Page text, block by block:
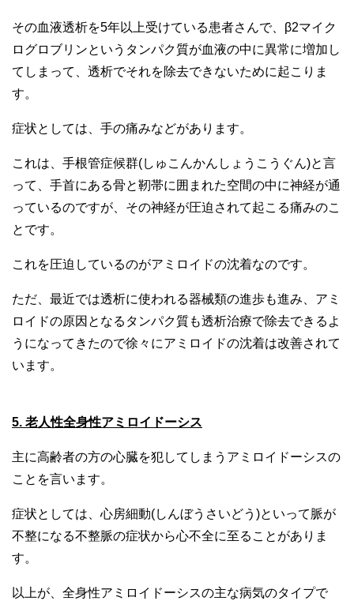
その血液透析を5年以上受けている患者さんで、β2マイク
ログロブリンというタンパク質が血液の中に異常に増加し
てしまって、透析でそれを除去できないために起こりま
す。
症状としては、手の痛みなどがあります。
これは、手根管症候群(しゅこんかんしょうこうぐん)と言
って、手首にある骨と靭帯に囲まれた空間の中に神経が通
っているのですが、その神経が圧迫されて起こる痛みのこ
とです。
これを圧迫しているのがアミロイドの沈着なのです。
ただ、最近では透析に使われる器械類の進歩も進み、アミ
ロイドの原因となるタンパク質も透析治療で除去できるよ
うになってきたので徐々にアミロイドの沈着は改善されて
います。
5. 老人性全身性アミロイドーシス
主に高齢者の方の心臓を犯してしまうアミロイドーシスの
ことを言います。
症状としては、心房細動(しんぼうさいどう)といって脈が
不整になる不整脈の症状から心不全に至ることがありま
す。
以上が、全身性アミロイドーシスの主な病気のタイプで